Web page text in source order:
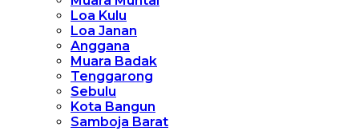
Loa Kulu
Loa Janan
Anggana
Muara Badak
Tenggarong
Sebulu
Kota Bangun
Samboja Barat